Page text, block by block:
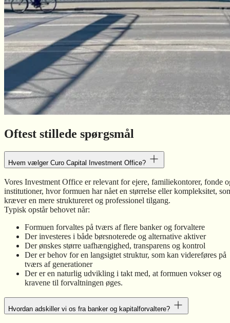
Oftest stillede spørgsmål
Hvem vælger Curo Capital Investment Office?
Vores Investment Office er relevant for ejere, familiekontorer, fonde
institutioner, hvor formuen har nået en størrelse eller kompleksitet,
kræver en mere struktureret og professionel tilgang.
Typisk opstår behovet når:
Formuen forvaltes på tværs af flere banker og forvaltere
Der investeres i både børsnoterede og alternative aktiver
Der ønskes større uafhængighed, transparens og kontrol
Der er behov for en langsigtet struktur, som kan videreføres på
tværs af generationer
Der er en naturlig udvikling i takt med, at formuen vokser og
kravene til forvaltningen øges.
Hvordan adskiller vi os fra banker og kapitalforvaltere?